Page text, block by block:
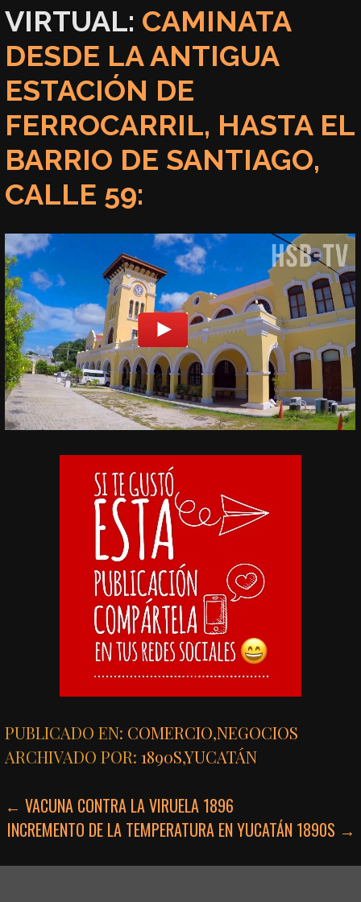
VIRTUAL: CAMINATA
DESDE LA ANTIGUA
ESTACIÓN DE
FERROCARRIL, HASTA EL
BARRIO DE SANTIAGO,
CALLE 59:
PUBLICADO EN: COMERCIO,NEGOCIOS
ARCHIVADO POR:1890S,YUCATÁN
NAVEGACIÓN
DE
← VACUNA CONTRA LA VIRUELA 1896
INCREMENTO DE LA TEMPERATURA EN YUCATÁN 1890S →